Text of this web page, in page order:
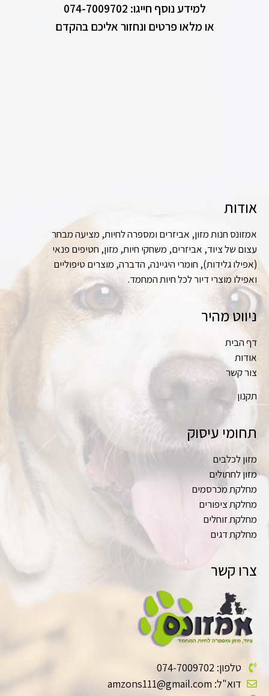
למידע נוסף חייגו: 074-7009702
או מלאו פרטים ונחזור אליכם בהקדם
אודות
אמזונס חנות מזון, אביזרים ומספרה לחיות, מציעה מבחר
עצום של ציוד, אביזרים, משחקי חיות, מזון, חטיפים פנאי
(אפילו גלידות), חומרי היגיינה, הדברה, מוצרים טיפוליים
ואפילו מוצרי דיור לכל חיות המחמד.
ניווט מהיר
דף הבית
אודות
צור קשר
תקנון
תחומי עיסוק
מזון לכלבים
מזון לחתולים
מחלקת מכרסמים
מחלקת ציפורים
מחלקת זוחלים
מחלקת דגים
צרו קשר
טלפון: 074-7009702
דוא"ל: amzons111@gmail.com